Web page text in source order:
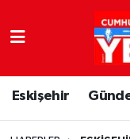
Eskişehir
Nöbetçi
Hava Durumu